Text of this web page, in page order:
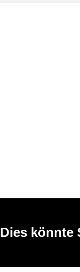
Dies könnte